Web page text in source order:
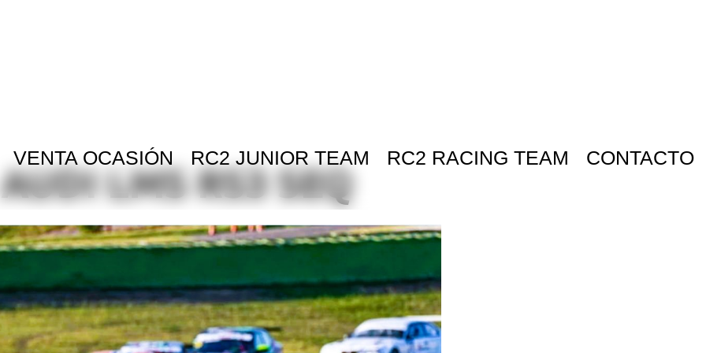
VENTA OCASIÓN RC2 JUNIOR TEAM RC2 RACING TEAM CONTACTO
AUDI LMS RS3 SEQ